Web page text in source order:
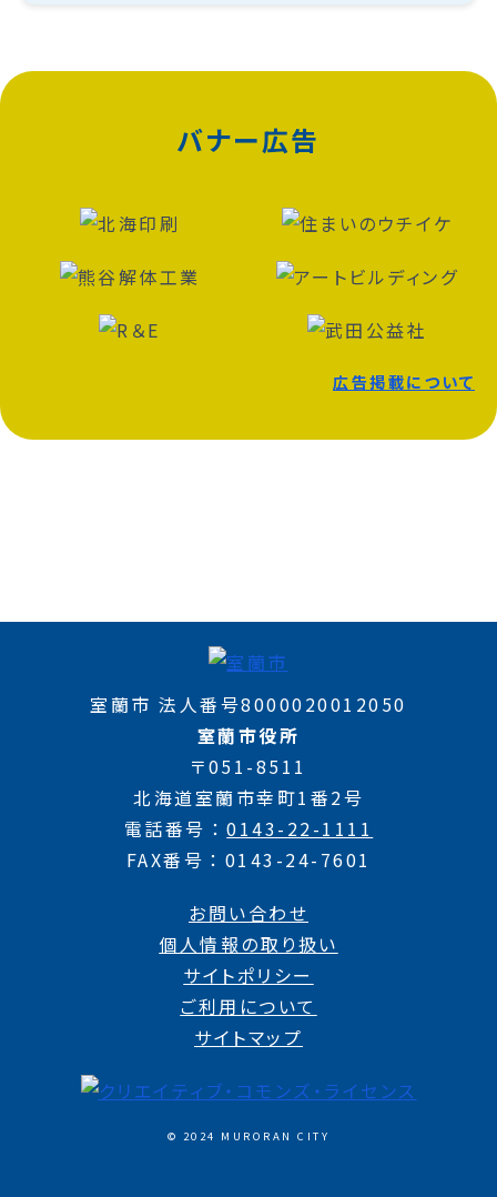
バナー広告
広告掲載について
室蘭市 法人番号8000020012050
室蘭市役所
〒051-8511
北海道室蘭市幸町1番2号
電話番号
0143-22-1111
FAX番号
0143-24-7601
お問い合わせ
個人情報の取り扱い
サイトポリシー
ご利用について
サイトマップ
© 2024 MURORAN CITY